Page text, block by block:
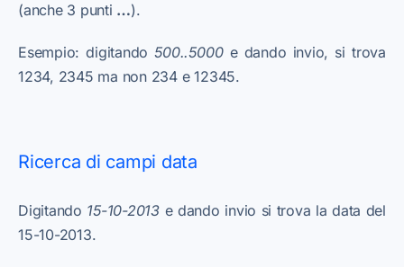
(anche 3 punti …).
Esempio: digitando500..5000 e dando invio, si trova
1234, 2345 ma non 234 e 12345.
Ricerca di campi data
Digitando 15-10-2013 e dando invio si trova la data del
15-10-2013.